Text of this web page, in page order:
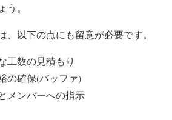
。
、以下の点にも留意が必要です。
工数の見積もり
の確保(バッファ)
メンバーへの指示